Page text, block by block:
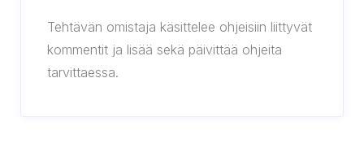
Tehtävän omistaja käsittelee ohjeisiin liittyvät
kommentit ja lisää sekä päivittää ohjeita
tarvittaessa.